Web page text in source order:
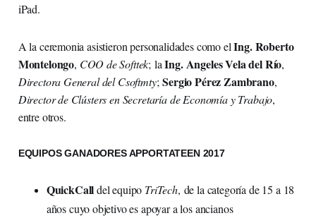
iPad.
A la ceremonia asistieron personalidades como elIng. Roberto
Montelongo, COO de Softtek; laIng. Angeles Vela del Río,
Directora General del Csoftmty;Sergio Pérez Zambrano,
Director de Clústers en Secretaría de Economía y Trabajo,
entre otros.
EQUIPOS GANADORES APPORTATEEN 2017
QuickCalldel equipo TriTech, de la categoría de 15 a 18
años cuyo objetivo es apoyar a los ancianos